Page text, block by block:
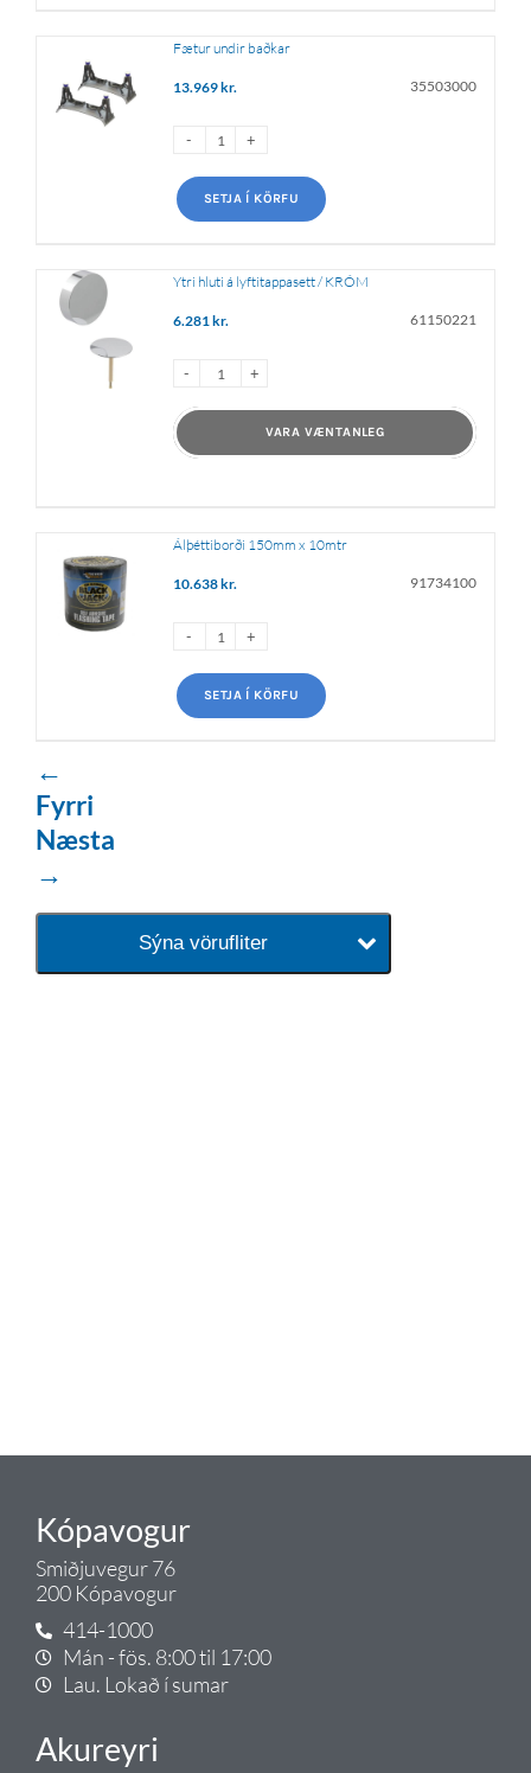
Fætur undir baðkar
13.969kr. 35503000
SETJA Í KÖRFU
Ytri hluti á lyftitappasett / KRÓM
6.281 kr. 61150221
VARA VÆNTANLEG
Álþéttiborði 150mm x 10mtr
10.638kr. 91734100
SETJA Í KÖRFU
←
Fyrri
Næsta
→
Sýna vörufliter
Kópavogur
Smiðjuvegur 76
200 Kópavogur
414-1000
Mán - fös. 8:00 til 17:00
Lau. Lokað í sumar
Akureyri